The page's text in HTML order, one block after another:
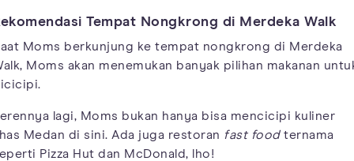
Tempat Nongkrong di Merdeka Walk
Moms berkunjung ke tempat nongkrong di Merdeka
Moms akan menemukan banyak pilihan makanan
lagi, Moms bukan hanya bisa mencicipi kuliner
Medan di sini. Ada juga restoran fast foodternama
Pizza Hut dan McDonald, lho!